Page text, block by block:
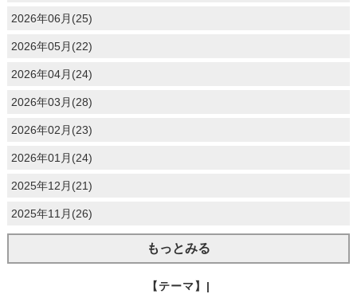
2026年06月(25)
2026年05月(22)
2026年04月(24)
2026年03月(28)
2026年02月(23)
2026年01月(24)
2025年12月(21)
2025年11月(26)
もっとみる
【テーマ】|